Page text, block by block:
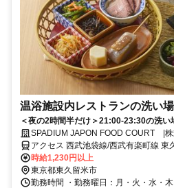
温浴施設内レストランの洗い
＜夜の2時間半だけ＞21:00-23:30の洗い
募集！接客はナシ、キッチンの中でもく
以降は深夜割増(＋25%)がついて、短時
◎未経験でも先輩がイチから教えるので
2日～OK、まかない補助＆勤務後の温泉
校があるWワーカー・学生さん、家事の
SPADIUM JAPON FOOD COURT |
アクセス 西武池袋線/西武有楽町線 東
線「東久留米駅」東口バス停から西武
下車すぐ
時給1,230円以上
東京都東久留米市
勤務時間 ・勤務曜日：月・火・水・